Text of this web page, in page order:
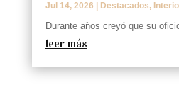
Jul 14, 2026 Destacados,
Durante años creyó que su
leer más